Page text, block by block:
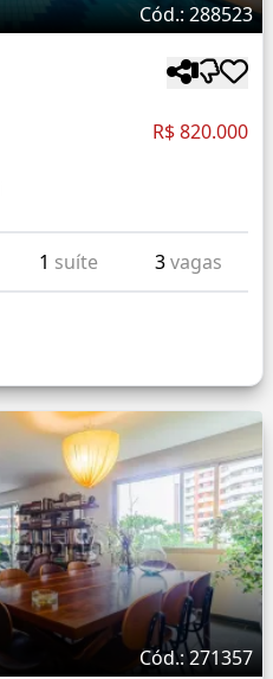
Cód.: 288523
R$ 820.000
1 suíte 3vagas
Cód.: 271357